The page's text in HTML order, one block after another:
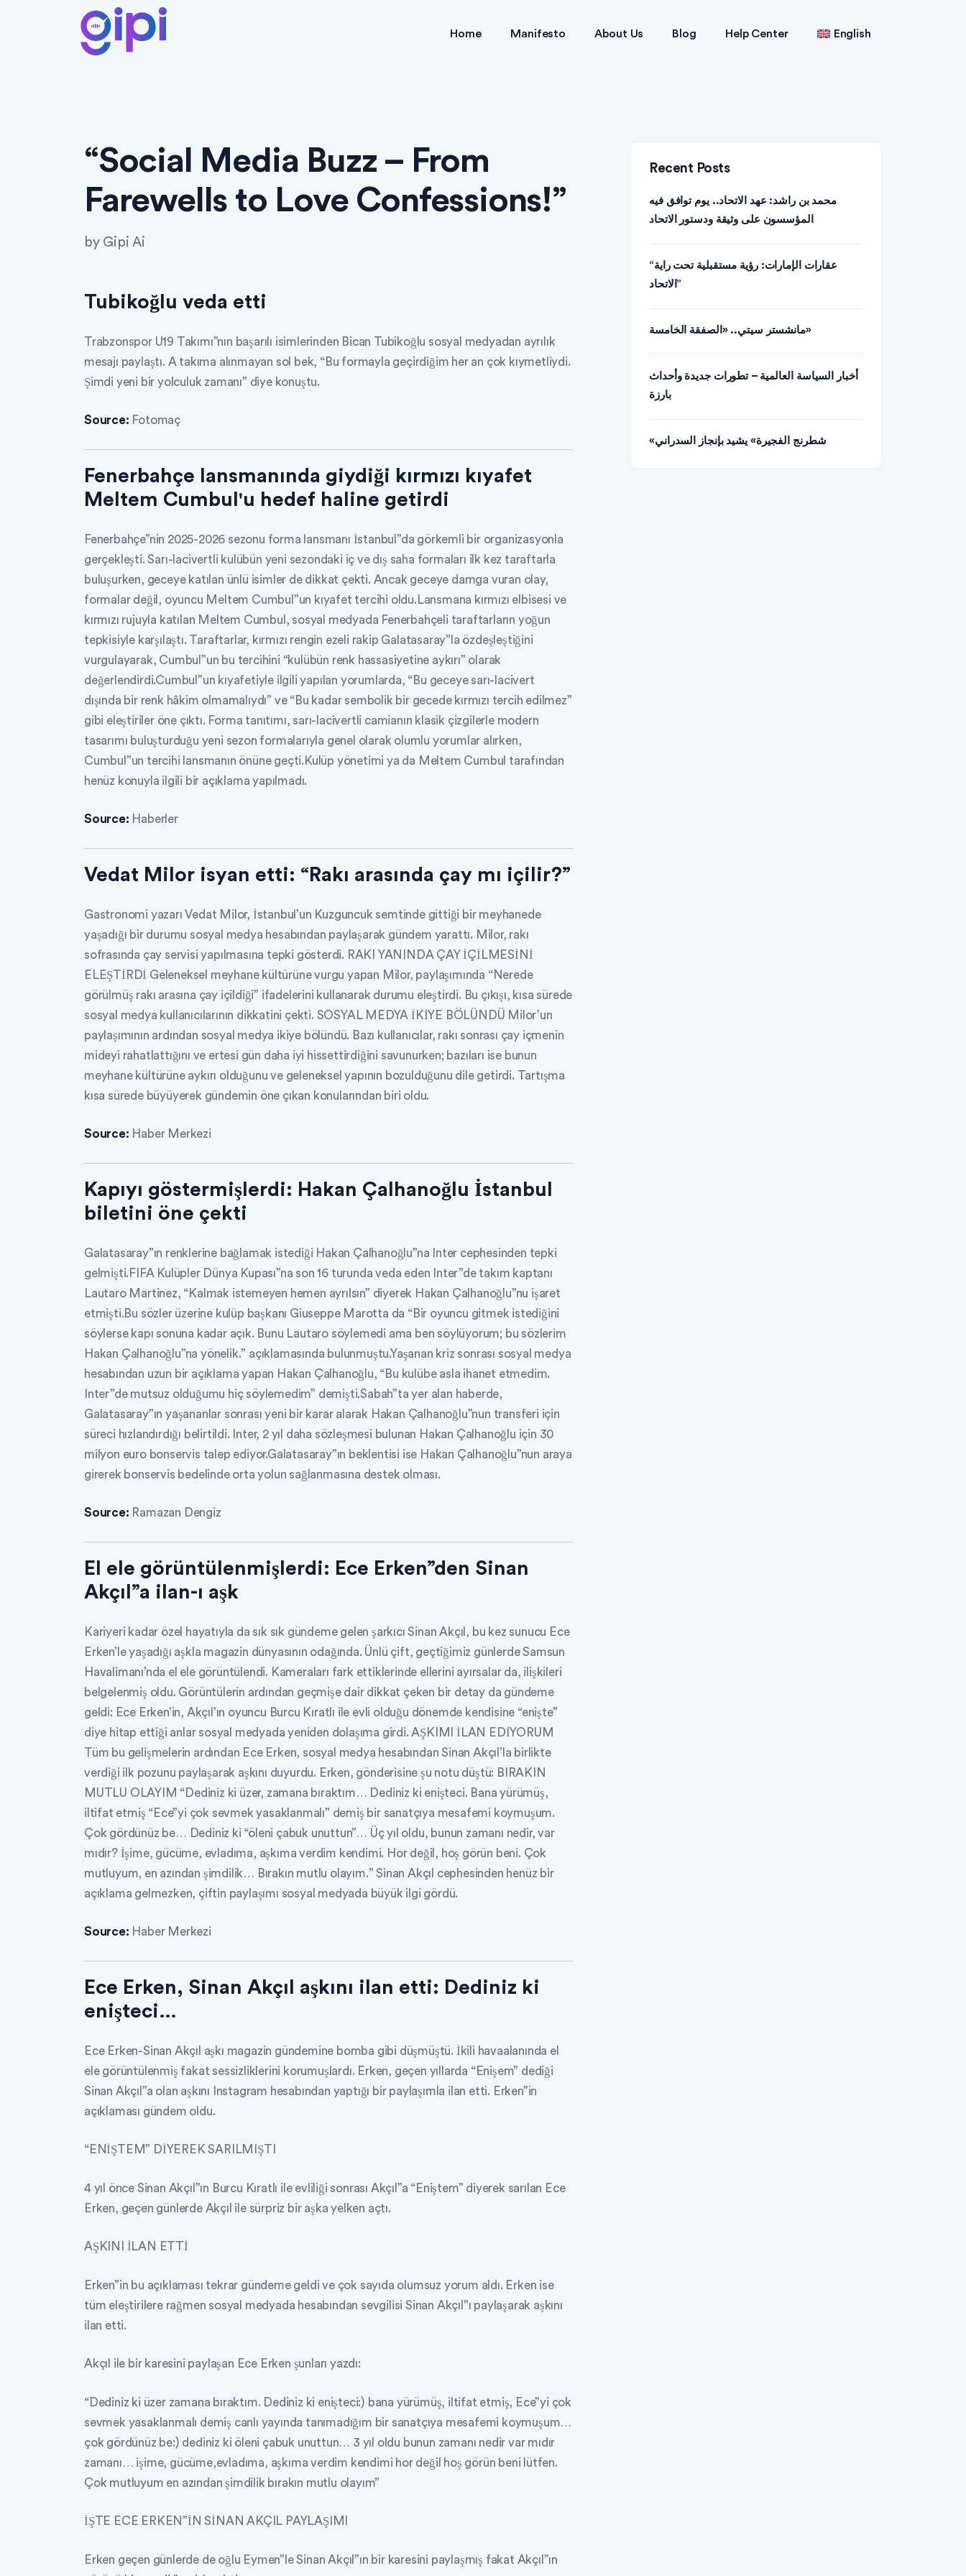
Home Manifesto About Us Blog Help Center English
“Social Media Buzz – From
Farewells to Love Confessions!”
by Gipi Ai
Tubikoğlu veda etti
Trabzonspor U19 Takımı”nın başarılı isimlerinden Bican Tubikoğlu sosyal medyadan ayrılık
mesajı paylaştı. A takıma alınmayan sol bek, “Bu formayla geçirdiğim her an çok kıymetliydi.
Şimdi yeni bir yolculuk zamanı” diye konuştu.
Source: Fotomaç
Fenerbahçe lansmanında giydiği kırmızı kıyafet
Meltem Cumbul'u hedef haline getirdi
Fenerbahçe”nin 2025-2026 sezonu forma lansmanı İstanbul”da görkemli bir organizasyonla
gerçekleşti. Sarı-lacivertli kulübün yeni sezondaki iç ve dış saha formaları ilk kez taraftarla
buluşurken, geceye katılan ünlü isimler de dikkat çekti. Ancak geceye damga vuran olay,
formalar değil, oyuncu Meltem Cumbul”un kıyafet tercihi oldu.Lansmana kırmızı elbisesi ve
kırmızı rujuyla katılan Meltem Cumbul, sosyal medyada Fenerbahçeli taraftarların yoğun
tepkisiyle karşılaştı. Taraftarlar, kırmızı rengin ezeli rakip Galatasaray”la özdeşleştiğini
vurgulayarak, Cumbul”un bu tercihini “kulübün renk hassasiyetine aykırı” olarak
değerlendirdi.Cumbul”un kıyafetiyle ilgili yapılan yorumlarda, “Bu geceye sarı-lacivert
dışında bir renk hâkim olmamalıydı” ve “Bu kadar sembolik bir gecede kırmızı tercih edilmez”
gibi eleştiriler öne çıktı. Forma tanıtımı, sarı-lacivertli camianın klasik çizgilerle modern
tasarımı buluşturduğu yeni sezon formalarıyla genel olarak olumlu yorumlar alırken,
Cumbul”un tercihi lansmanın önüne geçti.Kulüp yönetimi ya da Meltem Cumbul tarafından
henüz konuyla ilgili bir açıklama yapılmadı.
Source: Haberler
Vedat Milor isyan etti: “Rakı arasında çay mı içilir?”
Gastronomi yazarı Vedat Milor, İstanbul’un Kuzguncuk semtinde gittiği bir meyhanede
yaşadığı bir durumu sosyal medya hesabından paylaşarak gündem yarattı. Milor, rakı
sofrasında çay servisi yapılmasına tepki gösterdi. RAKI YANINDA ÇAY İÇİLMESİNİ
ELEŞTİRDİ Geleneksel meyhane kültürüne vurgu yapan Milor, paylaşımında “Nerede
görülmüş rakı arasına çay içildiği” ifadelerini kullanarak durumu eleştirdi. Bu çıkışı, kısa sürede
sosyal medya kullanıcılarının dikkatini çekti. SOSYAL MEDYA İKİYE BÖLÜNDÜ Milor’un
paylaşımının ardından sosyal medya ikiye bölündü. Bazı kullanıcılar, rakı sonrası çay içmenin
mideyi rahatlattığını ve ertesi gün daha iyi hissettirdiğini savunurken; bazıları ise bunun
meyhane kültürüne aykırı olduğunu ve geleneksel yapının bozulduğunu dile getirdi. Tartışma
kısa sürede büyüyerek gündemin öne çıkan konularından biri oldu.
Source: Haber Merkezi
Kapıyı göstermişlerdi: Hakan Çalhanoğlu İstanbul
biletini öne çekti
Galatasaray”ın renklerine bağlamak istediği Hakan Çalhanoğlu”na Inter cephesinden tepki
gelmişti.FIFA Kulüpler Dünya Kupası”na son 16 turunda veda eden Inter”de takım kaptanı
Lautaro Martinez, “Kalmak istemeyen hemen ayrılsın” diyerek Hakan Çalhanoğlu”nu işaret
etmişti.Bu sözler üzerine kulüp başkanı Giuseppe Marotta da “Bir oyuncu gitmek istediğini
söylerse kapı sonuna kadar açık. Bunu Lautaro söylemedi ama ben söylüyorum; bu sözlerim
Hakan Çalhanoğlu”na yönelik.” açıklamasında bulunmuştu.Yaşanan kriz sonrası sosyal medya
hesabından uzun bir açıklama yapan Hakan Çalhanoğlu, “Bu kulübe asla ihanet etmedim.
Inter”de mutsuz olduğumu hiç söylemedim” demişti.Sabah”ta yer alan haberde,
Galatasaray”ın yaşananlar sonrası yeni bir karar alarak Hakan Çalhanoğlu”nun transferi için
süreci hızlandırdığı belirtildi. Inter, 2 yıl daha sözleşmesi bulunan Hakan Çalhanoğlu için 30
milyon euro bonservis talep ediyor.Galatasaray”ın beklentisi ise Hakan Çalhanoğlu”nun araya
girerek bonservis bedelinde orta yolun sağlanmasına destek olması.
Source: Ramazan Dengiz
El ele görüntülenmişlerdi: Ece Erken”den Sinan
Akçıl”a ilan-ı aşk
Kariyeri kadar özel hayatıyla da sık sık gündeme gelen şarkıcı Sinan Akçıl, bu kez sunucu Ece
Erken’le yaşadığı aşkla magazin dünyasının odağında. Ünlü çift, geçtiğimiz günlerde Samsun
Havalimanı’nda el ele görüntülendi. Kameraları fark ettiklerinde ellerini ayırsalar da, ilişkileri
belgelenmiş oldu. Görüntülerin ardından geçmişe dair dikkat çeken bir detay da gündeme
geldi: Ece Erken’in, Akçıl’ın oyuncu Burcu Kıratlı ile evli olduğu dönemde kendisine “enişte”
diye hitap ettiği anlar sosyal medyada yeniden dolaşıma girdi. AŞKIMI İLAN EDİYORUM
Tüm bu gelişmelerin ardından Ece Erken, sosyal medya hesabından Sinan Akçıl’la birlikte
verdiği ilk pozunu paylaşarak aşkını duyurdu. Erken, gönderisine şu notu düştü: BIRAKIN
MUTLU OLAYIM “Dediniz ki üzer, zamana bıraktım… Dediniz ki enişteci. Bana yürümüş,
iltifat etmiş “Ece”yi çok sevmek yasaklanmalı” demiş bir sanatçıya mesafemi koymuşum.
Çok gördünüz be… Dediniz ki “öleni çabuk unuttun”… Üç yıl oldu, bunun zamanı nedir, var
mıdır? İşime, gücüme, evladıma, aşkıma verdim kendimi. Hor değil, hoş görün beni. Çok
mutluyum, en azından şimdilik… Bırakın mutlu olayım.” Sinan Akçıl cephesinden henüz bir
açıklama gelmezken, çiftin paylaşımı sosyal medyada büyük ilgi gördü.
Source: Haber Merkezi
Ece Erken, Sinan Akçıl aşkını ilan etti: Dediniz ki
enişteci…
Ece Erken-Sinan Akçıl aşkı magazin gündemine bomba gibi düşmüştü. İkili havaalanında el
ele görüntülenmiş fakat sessizliklerini korumuşlardı. Erken, geçen yıllarda “Enişem” dediği
Sinan Akçıl”a olan aşkını Instagram hesabından yaptığı bir paylaşımla ilan etti. Erken”in
açıklaması gündem oldu.
“ENİŞTEM” DİYEREK SARILMIŞTI
4 yıl önce Sinan Akçıl”ın Burcu Kıratlı ile evliliği sonrası Akçıl”a “Eniştem” diyerek sarılan Ece
Erken, geçen günlerde Akçıl ile sürpriz bir aşka yelken açtı.
AŞKINI İLAN ETTİ
Erken”in bu açıklaması tekrar gündeme geldi ve çok sayıda olumsuz yorum aldı. Erken ise
tüm eleştirilere rağmen sosyal medyada hesabından sevgilisi Sinan Akçıl”ı paylaşarak aşkını
ilan etti.
Akçıl ile bir karesini paylaşan Ece Erken şunları yazdı:
“Dediniz ki üzer zamana bıraktım. Dediniz ki enişteci:) bana yürümüş, iltifat etmiş, Ece”yi çok
sevmek yasaklanmalı demiş canlı yayında tanımadığım bir sanatçıya mesafemi koymuşum…
çok gördünüz be:) dediniz ki öleni çabuk unuttun… 3 yıl oldu bunun zamanı nedir var mıdır
zamanı… işime, gücüme,evladıma, aşkıma verdim kendimi hor değil hoş görün beni lütfen.
Çok mutluyum en azından şimdilik bırakın mutlu olayım”
İŞTE ECE ERKEN”İN SİNAN AKÇIL PAYLAŞIMI
Erken geçen günlerde de oğlu Eymen”le Sinan Akçıl”ın bir karesini paylaşmış fakat Akçıl”ın
Recent Posts
محمد بن راشد: عهد الاتحاد.. يوم توافق فيه
المؤسسون على وثيقة ودستور الاتحاد
“عقارات الإمارات: رؤية مستقبلية تحت راية
الاتحاد”
مانشستر سيتي.. «الصفقة الخامسة»
أخبار السياسة العالمية – تطورات جديدة وأحداث
بارزة
«شطرنج الفجيرة» يشيد بإنجاز السدراني